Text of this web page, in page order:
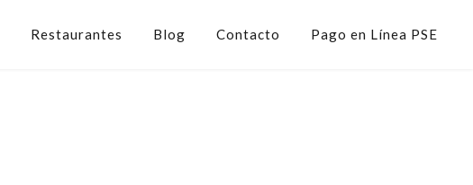
Restaurantes Blog Contacto Pago en Línea PSE